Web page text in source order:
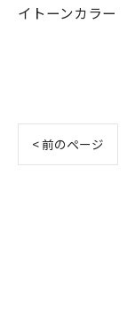
イトーンカラー
< 前のページ